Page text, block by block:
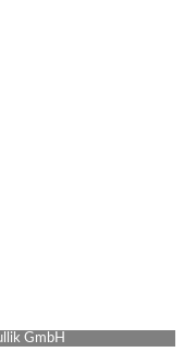
GmbH